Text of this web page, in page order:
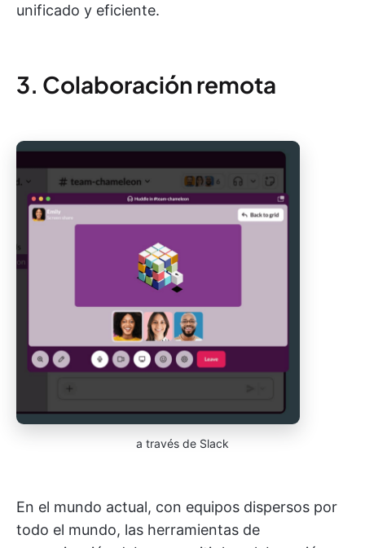
unificado y eficiente.
3. Colaboración remota
a través de Slack
En el mundo actual, con equipos dispersos por
todo el mundo, las herramientas de